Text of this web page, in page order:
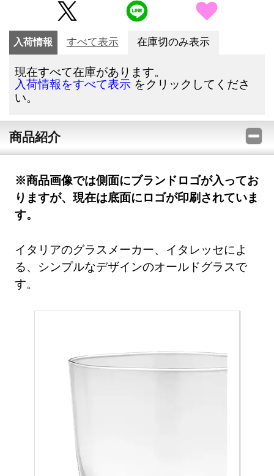
入荷情報 すべて表示 在庫切のみ表示
現在すべて在庫があります。
入荷情報をすべて表示 をクリックしてくださ
い。
商品紹介
※商品画像では側面にブランドロゴが入ってお
りますが、現在は底面にロゴが印刷されていま
す。
イタリアのグラスメーカー、イタレッセによ
る、シンプルなデザインのオールドグラスで
す。